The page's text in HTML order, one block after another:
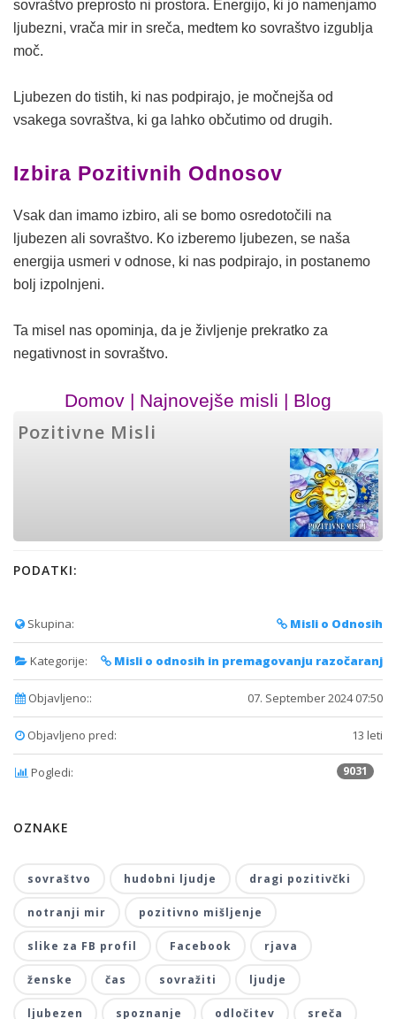
sovraštvo preprosto ni prostora. Energijo, ki jo namenjamo
ljubezni, vrača mir in sreča, medtem ko sovraštvo izgublja
moč.
Ljubezen do tistih, ki nas podpirajo, je močnejša od
vsakega sovraštva, ki ga lahko občutimo od drugih.
Izbira Pozitivnih Odnosov
Vsak dan imamo izbiro, ali se bomo osredotočili na
ljubezen ali sovraštvo. Ko izberemo ljubezen, se naša
energija usmeri v odnose, ki nas podpirajo, in postanemo
bolj izpolnjeni.
Ta misel nas opominja, da je življenje prekratko za
negativnost in sovraštvo.
Domov | Najnovejše misli | Blog
Pozitivne Misli
PODATKI:
Skupina: Misli o Odnosih
Kategorije: Misli o odnosih in premagovanju razočaranj
Objavljeno:: 07. September 2024 07:50
Objavljeno pred: 13 leti
Pogledi: 9031
OZNAKE
sovraštvo hudobni ljudje dragi pozitivčki
notranji mir pozitivno mišljenje
slike za FB profil Facebook rjava
ženske čas sovražiti ljudje
ljubezen spoznanje odločitev sreča